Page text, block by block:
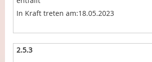
18.05.2023
2.5.3